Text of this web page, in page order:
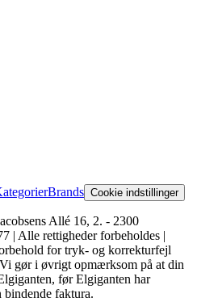
Brands Cookie indstillinger
Allé 16, 2. - 2300
| Alle rettigheder forbeholdes |
for tryk- og korrekturfejl
gør i øvrigt opmærksom på at din
før Elgiganten har
bindende faktura.